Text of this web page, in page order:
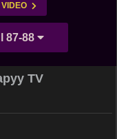
VIDEO
87-88
TV